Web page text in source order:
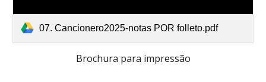
07. Cancionero2025-notas POR folleto.pdf
Brochura para impressão